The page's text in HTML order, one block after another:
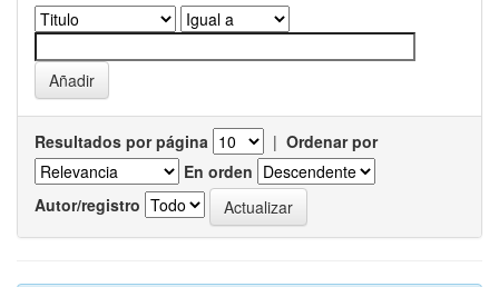
Resultados por página | Ordenar por
En orden
Autor/registro